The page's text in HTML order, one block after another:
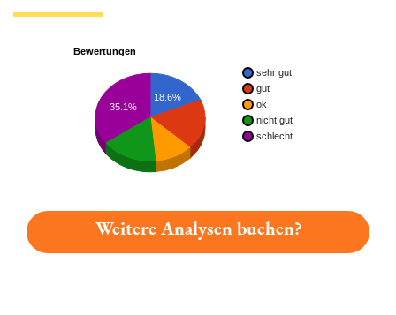
Bewertungen
sehr gut
gut
ok
nicht gut
schlecht
18.6%
35.1%
Weitere Analysen buchen?